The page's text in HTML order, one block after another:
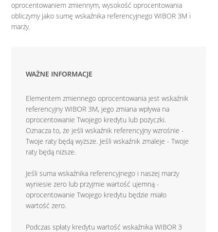
oprocentowaniem zmiennym, wysokość oprocentowania
obliczymy jako sumę wskaźnika referencyjnego WIBOR 3M i
marży.
WAŻNE INFORMACJE
Elementem zmiennego oprocentowania jest wskaźnik
referencyjny WIBOR 3M, jego zmiana wpływa na
oprocentowanie Twojego kredytu lub pożyczki.
Oznacza to, że jeśli wskaźnik referencyjny wzrośnie -
Twoje raty będą wyższe. Jeśli wskaźnik zmaleje - Twoje
raty będą niższe.
Jeśli suma wskaźnika referencyjnego i naszej marży
wyniesie zero lub przyjmie wartość ujemną -
oprocentowanie Twojego kredytu będzie miało
wartość zero.
Podczas spłaty kredytu wartość wskaźnika WIBOR 3